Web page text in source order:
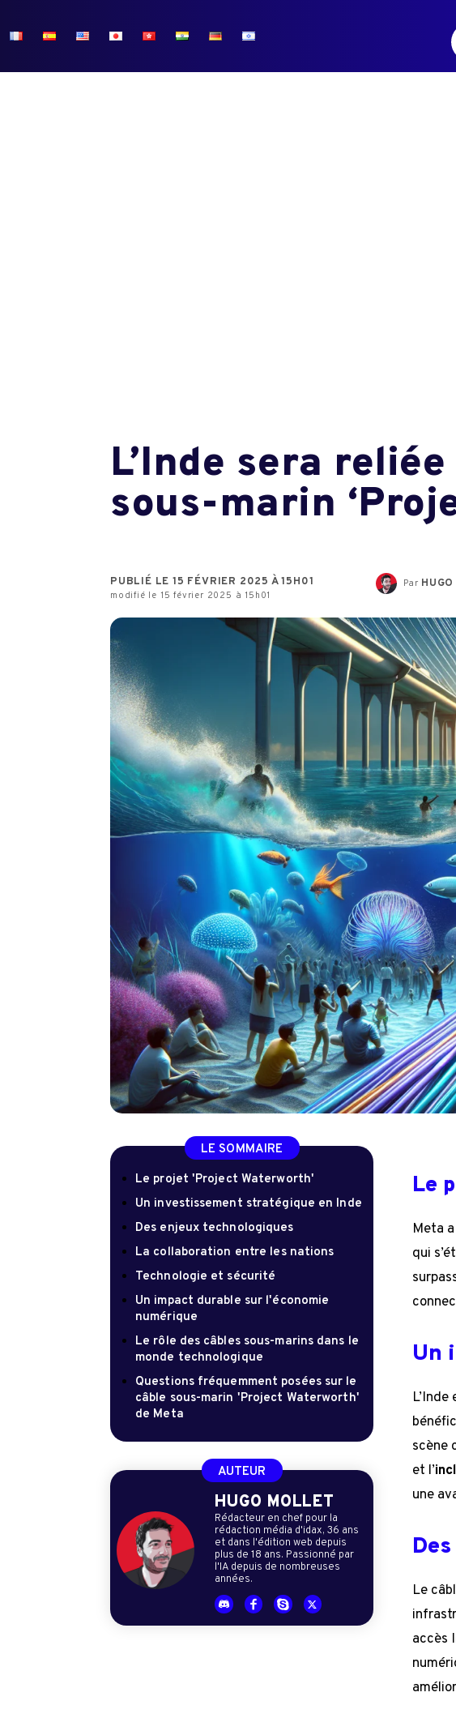
L’Inde sera
sous-marin
PUBLIÉ LE 15 FÉVRIER 2025 À 15H01
modifié le 15 février 2025 à 15h01
Par
LE SOMMAIRE
Le projet 'Project Waterworth'
Un investissement stratégique en Inde
Des enjeux technologiques
La collaboration entre les nations
Technologie et sécurité
Un impact durable sur l'économie
numérique
Le rôle des câbles sous-marins dans le
monde technologique
Questions fréquemment posées sur le
câble sous-marin 'Project Waterworth'
de Meta
AUTEUR
HUGO MOLLET
Rédacteur en chef pour la
rédaction média d'idax, 36 ans
et dans l'édition web depuis
plus de 18 ans. Passionné par
l'IA depuis de nombreuses
années.
Le
Meta
qui
Un
scène
et l’
une
Le
accès